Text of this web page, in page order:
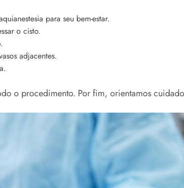
para seu bem-estar.
o cisto.
adjacentes.
o procedimento. Por fim, orientamos